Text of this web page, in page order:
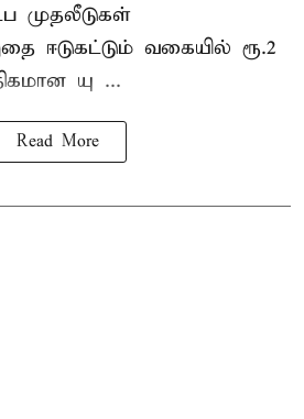
முதலீடுகள்
ஈடுகட்டும் வகையில் ரூ.2
யு ...
Read More